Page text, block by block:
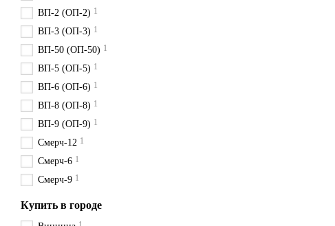
ВП-2 (ОП-2) 1
ВП-3 (ОП-3) 1
ВП-50 (ОП-50) 1
ВП-5 (ОП-5) 1
ВП-6 (ОП-6) 1
ВП-8 (ОП-8) 1
ВП-9 (ОП-9) 1
Смерч-12 1
Смерч-6 1
Смерч-9 1
Купить в городе